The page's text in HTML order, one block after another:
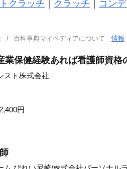
クラッチ クラッチ コン
百科事典マイペディアについて情報
業保健経験あれば看護師資
スト株式会社
円